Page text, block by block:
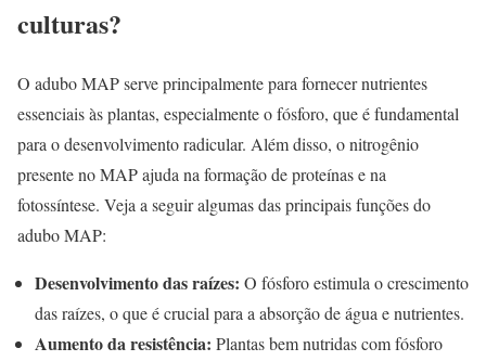
culturas?
O adubo MAP serve principalmente para fornecer nutrientes
essenciais às plantas, especialmente o fósforo, que é fundamental
para o desenvolvimento radicular. Além disso, o nitrogênio
presente no MAP ajuda na formação de proteínas e na
fotossíntese. Veja a seguir algumas das principais funções do
adubo MAP:
Desenvolvimento das raízes: O fósforo estimula o crescimento
das raízes, o que é crucial para a absorção de água e nutrientes.
Aumento da resistência: Plantas bem nutridas com fósforo